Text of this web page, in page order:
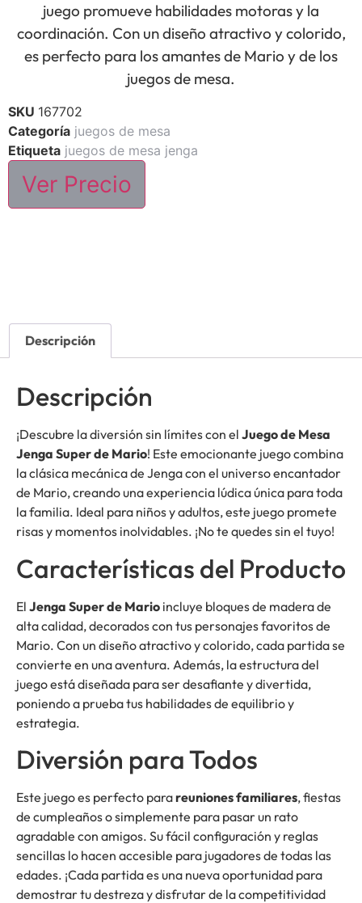
juego promueve habilidades motoras y la
coordinación. Con un diseño atractivo y colorido,
es perfecto para los amantes de Mario y de los
juegos de mesa.
SKU 167702
Categoría juegos de mesa
Etiqueta juegos de mesa jenga
Ver Precio
Descripción
Descripción
¡Descubre la diversión sin límites con el Juego de Mesa
Jenga Super de Mario! Este emocionante juego combina
la clásica mecánica de Jenga con el universo encantador
de Mario, creando una experiencia lúdica única para toda
la familia. Ideal para niños y adultos, este juego promete
risas y momentos inolvidables. ¡No te quedes sin el tuyo!
Características del Producto
El Jenga Super de Mario incluye bloques de madera de
alta calidad, decorados con tus personajes favoritos de
Mario. Con un diseño atractivo y colorido, cada partida se
convierte en una aventura. Además, la estructura del
juego está diseñada para ser desafiante y divertida,
poniendo a prueba tus habilidades de equilibrio y
estrategia.
Diversión para Todos
Este juego es perfecto parareuniones familiares, fiestas
de cumpleaños o simplemente para pasar un rato
agradable con amigos. Su fácil configuración y reglas
sencillas lo hacen accesible para jugadores de todas las
edades. ¡Cada partida es una nueva oportunidad para
demostrar tu destreza y disfrutar de la competitividad